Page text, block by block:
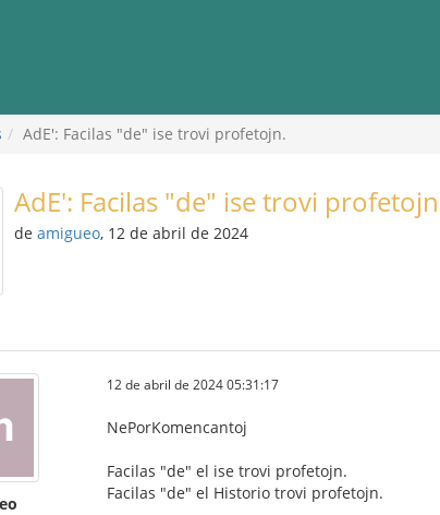
AdE': Facilas "de" ise trovi profetojn.
AdE': Facilas "de" ise trovi
de amigueo, 12 de abril de 2024
12 de abril de 2024 05:31:17
NePorKomencantoj
Facilas "de" el ise trovi profetojn.
Facilas "de" el Historio trovi profetojn.